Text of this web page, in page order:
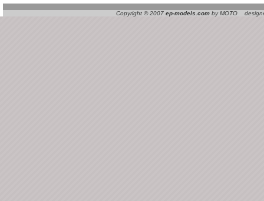
Copyright © 2007 ep-models.com by MOTO